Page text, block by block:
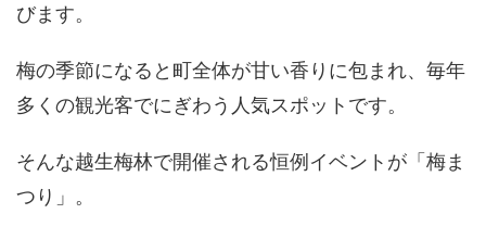
びます。
梅の季節になると町全体が甘い香りに包まれ、毎年
多くの観光客でにぎわう人気スポットです。
そんな越生梅林で開催される恒例イベントが「梅ま
つり」。